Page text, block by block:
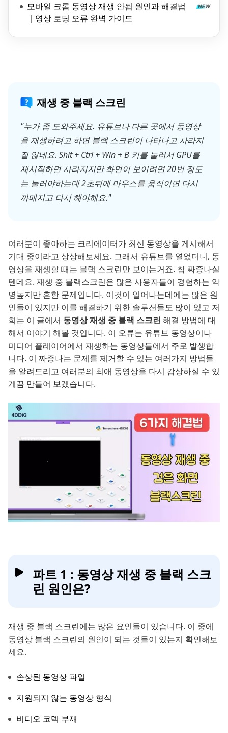
모바일 크롬 동영상 재생 안됨 원인과 해결법
｜영상 로딩 오류 완벽 가이드
재생 중 블랙 스크린
"누가 좀 도와주세요. 유튜브나 다른 곳에서 동영상
을 재생하려고 하면 블랙 스크린이 나타나고 사라지
질 않네요. Shit + Ctrl + Win + B 키를 눌러서 GPU를
재시작하면 사라지지만 화면이 보이려면 20번 정도
는 눌러야하는데 2초뒤에 마우스를 움직이면 다시
까매지고 다시 해야해요."
여러분이 좋아하는 크리에이터가 최신 동영상을 게시해서
기대 중이라고 상상해보세요. 그래서 유튜브를 열었더니, 동
영상을 재생할 때는 블랙 스크린만 보이는거죠. 참 짜증나실
텐데요. 재생 중 블랙스크린은 많은 사용자들이 경험하는 악
명높지만 흔한 문제입니다. 이것이 일어나는데에는 많은 원
인들이 있지만 이를 해결하기 위한 솔루션들도 많이 있고 저
희는 이 글에서 동영상 재생 중 블랙 스크린 해결 방법에 대
해서 이야기 해볼 것입니다. 이 오류는 유튜브 동영상이나
미디어 플레이어에서 재생하는 동영상들에서 주로 발생합
니다. 이 짜증나는 문제를 제거할 수 있는 여러가지 방법들
을 알려드리고 여러분의 최애 동영상을 다시 감상하실 수 있
게끔 만들어 보겠습니다.
파트 1 : 동영상 재생 중 블랙 스크
린 원인은?
재생 중 블랙 스크린에는 많은 요인들이 있습니다. 이 중에
동영상 블랙 스크린의 원인이 되는 것들이 있는지 확인해보
세요.
손상된 동영상 파일
지원되지 않는 동영상 형식
비디오 코덱 부재